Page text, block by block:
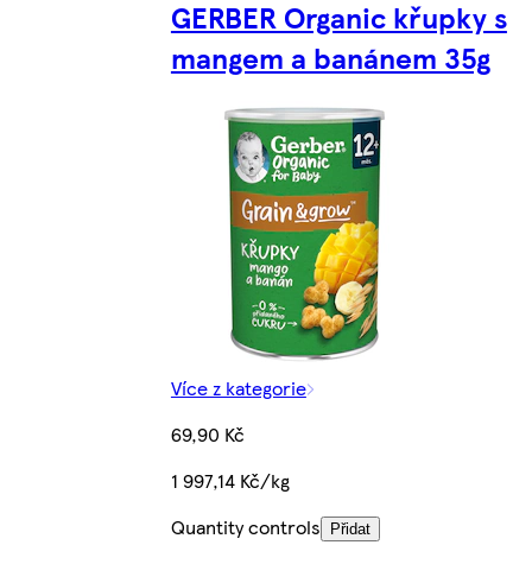
GERBER Organic křupky s
mangem a banánem 35g
Více z kategorie
69,90 Kč
1 997,14 Kč/kg
Quantity controls
Přidat